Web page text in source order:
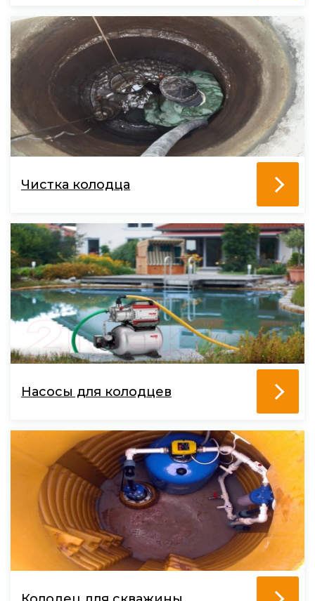
Чистка колодца
Насосы для колодцев